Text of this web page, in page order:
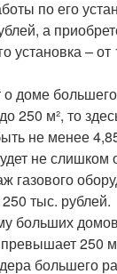
по его
а
установка –
о доме
250 м², то
не менее
не слишком
газового
тыс. рублей.
больших
250
большего